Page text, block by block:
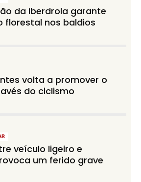
da Iberdrola garante
florestal nos baldios
volta a promover o
do ciclismo
veículo ligeiro e
um ferido grave